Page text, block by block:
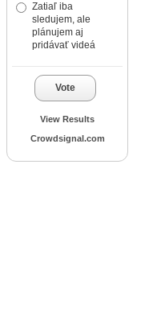
Zatiaľ iba
sledujem, ale
plánujem aj
pridávať videá
Vote
View Results
Crowdsignal.com